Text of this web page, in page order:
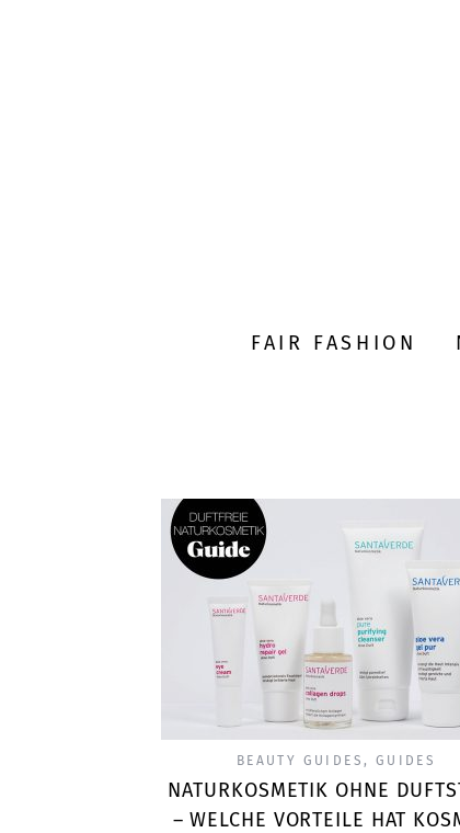
FAIR FASHION
BEAUTY GUIDES , GUIDES
NATURKOSMETIK OHNE
– WELCHE VORTEILE HAT